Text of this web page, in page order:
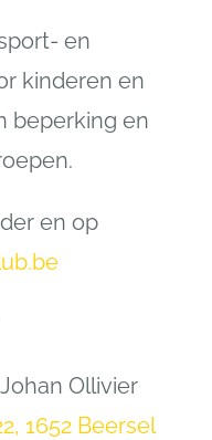
en
kinderen en
beperking en
en op
Ollivier
1652 Beersel